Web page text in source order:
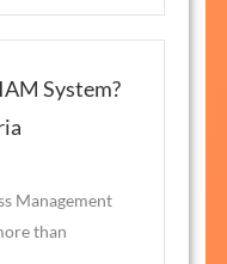
System?
Management
than